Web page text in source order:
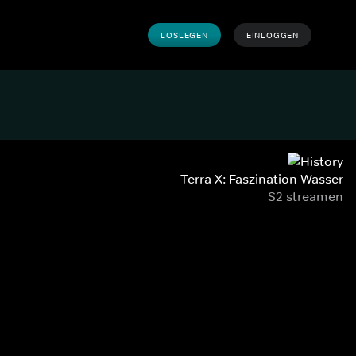
LOSLEGEN EINLOGGEN
Terra X: Faszination Wasser
S2 streamen